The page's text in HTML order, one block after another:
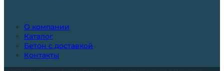
О компании
Каталог
Бетон с доставкой
Контакты